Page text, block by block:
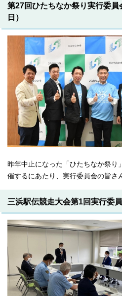
第27回ひたちなか祭り実行委
日）
昨年中止になった「ひたちなか祭り
催するにあたり、実行委員会の皆さ
三浜駅伝競走大会第1回実行委